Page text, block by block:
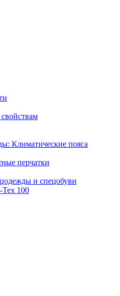
Климатические пояса
перчатки
и спецобуви
Tex 100